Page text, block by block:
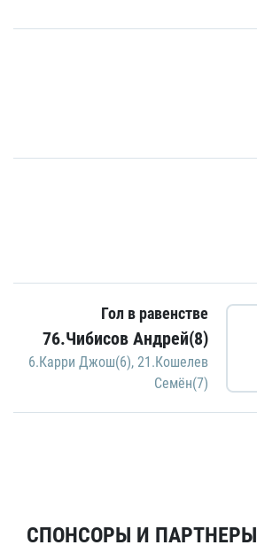
Гол в равенстве
76.Чибисов Андрей(8)
6.Карри Джош(6), 21.Кошелев
Семён(7)
СПОНСОРЫ И ПАРТНЕРЫ